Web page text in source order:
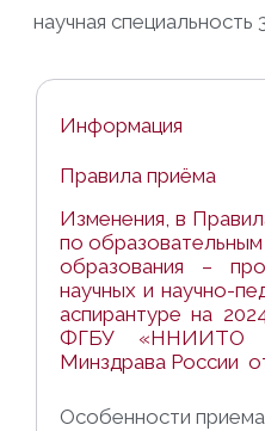
научная специальность
Информация
Правила приёма
Изменения, в
по
образования –
научных и научно-
аспирантуре на
ФГБУ «ННИИТО
Минздрава России
Особенности